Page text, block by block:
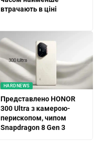
втрачають в ціні
HARDNEWS
Представлено HONOR
300 Ultra з камерою-
перископом, чипом
Snapdragon 8 Gen 3